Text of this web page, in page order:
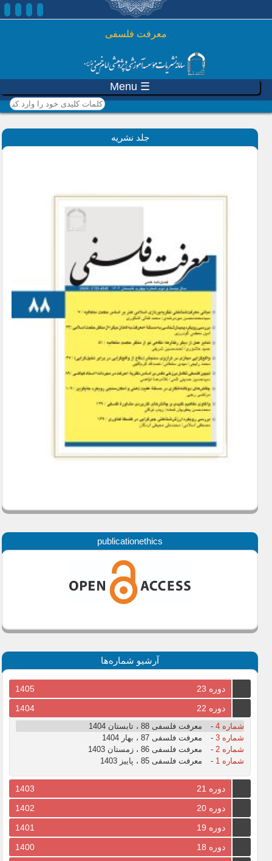
رفتن به محتوای اصلی
معرفت فلسفی
☰ Menu
کلمات کلیدی خود را وارد
کنید
جلد نشریه
publicationethics
آرشیو شماره‌ها
دوره 23
1405
دوره 22
1404
شماره 4 -
معرفت فلسفی 88 ، تابستان 1404
شماره 3
-
معرفت فلسفی 87 ، بهار 1404
شماره 2
-
معرفت فلسفی 86 ، زمستان 1403
شماره 1
- معرفت فلسفی 85 ، پاییز 1403
دوره 21
1403
دوره 20
1402
دوره 19
1401
دوره 18
1400